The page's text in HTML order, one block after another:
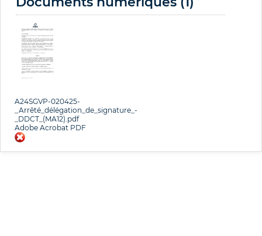
A24SGVP-020425-
_Arrêté_délégation_de_signature_-
_DDCT_(MA12).pdf
Adobe Acrobat PDF